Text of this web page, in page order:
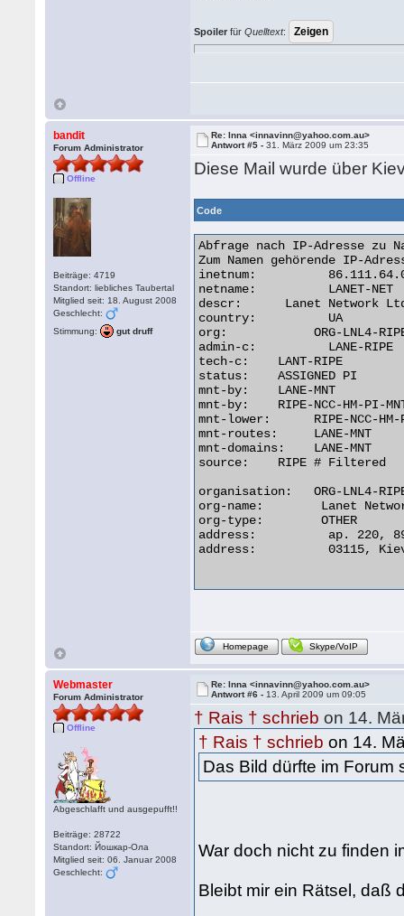
Spoiler fürQuelltext:
bandit
Forum Administrator
Offline
Beiträge: 4719
Standort: liebliches Taubertal
Mitglied seit: 18. August 2008
Geschlecht:
Stimmung:
gut druff
Re: Inna <innavinn@yahoo.com.au>
Antwort #5 -31. März 2009 um 23:35
Diese Mail wurde über
Code
Abfrage nach IP-Adresse zu
Zum Namen gehörende IP-
inetnum:	  86.111.64.0 - 86.111.95.255
netname:	  LANET-NET
descr:	    Lanet Network Ltd.
country:	  UA
org:		ORG-LNL4-RIPE
admin-c:	  LANE-RIPE
tech-c:	   LANT-RIPE
status:	   ASSIGNED PI
mnt-by:	   LANE-MNT
mnt-by:	   RIPE-NCC-HM-PI-MNT
mnt-lower:	RIPE-NCC-HM-PI-MNT
mnt-routes:     LANE-MNT
mnt-domains:    LANE-MNT
source:	   RIPE # Filtered
organisation:   ORG-LNL4-
org-name:	 Lanet Network Ltd.
org-type:	 OTHER
address:	  ap. 220, 89a, Pobedy av.
address:	  03115, Kiev, UA
Homepage Skype/VoIP
Webmaster
Forum Administrator
Offline
Abgeschlafft und ausgepufft!!
Beiträge: 28722
Standort: Йошкар-Ола
Mitglied seit: 06. Januar 2008
Geschlecht:
Re: Inna <innavinn@yahoo.com.au>
Antwort #6 - 13. April 2009 um 09:05
† Rais † schrieb on 14.
† Rais † schrieb on 14.
Das Bild dürfte im Forum
War doch nicht zu finden
Bleibt mir ein Rätsel, daß